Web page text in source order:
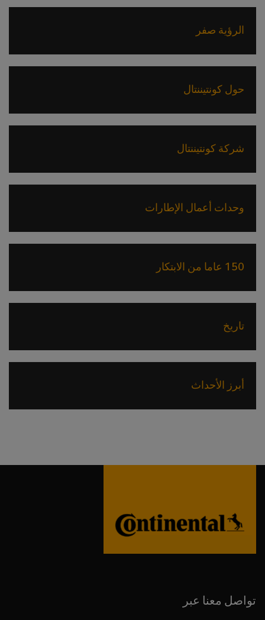
الرؤية صفر
حول كونتيننتال
شركة كونتيننتال
وحدات أعمال الإطارات
150 عاما من الابتكار
تاريخ
أبرز الأحداث
تواصل معنا عبر